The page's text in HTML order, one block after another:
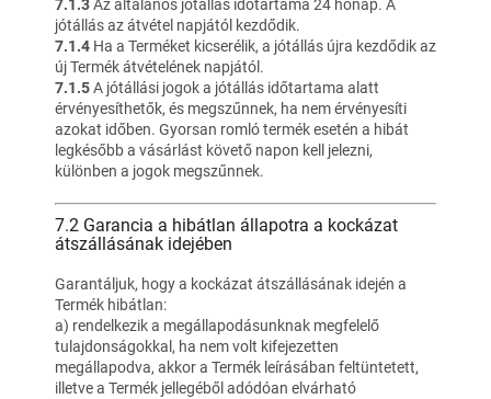
7.1.3Az általános jótállás időtartama 24 hónap. A
jótállás az átvétel napjától kezdődik.
7.1.4 Ha a Terméket kicserélik, a jótállás újra kezdődik az
új Termék átvételének napjától.
7.1.5A jótállási jogok a jótállás időtartama alatt
érvényesíthetők, és megszűnnek, ha nem érvényesíti
azokat időben. Gyorsan romló termék esetén a hibát
legkésőbb a vásárlást követő napon kell jelezni,
különben a jogok megszűnnek.
7.2 Garancia a hibátlan állapotra a kockázat
átszállásának idejében
Garantáljuk, hogy a kockázat átszállásának idején a
Termék hibátlan:
a) rendelkezik a megállapodásunknak megfelelő
tulajdonságokkal, ha nem volt kifejezetten
megállapodva, akkor a Termék leírásában feltüntetett,
illetve a Termék jellegéből adódóan elvárható